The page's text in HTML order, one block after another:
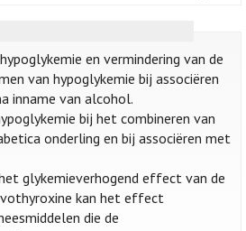
en vermindering van de
van hypoglykemie bij associëren
inname van alcohol.
bij het combineren van
onderling en bij associëren met
glykemieverhogend effect van de
kan het effect
die de